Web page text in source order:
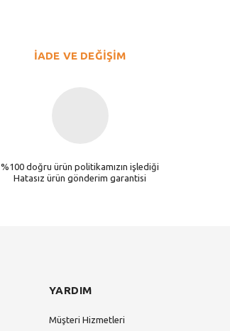
İADE VE DEĞİŞİM
%100 doğru ürün politikamızın işlediği
Hatasız ürün gönderim garantisi
YARDIM
Müşteri Hizmetleri